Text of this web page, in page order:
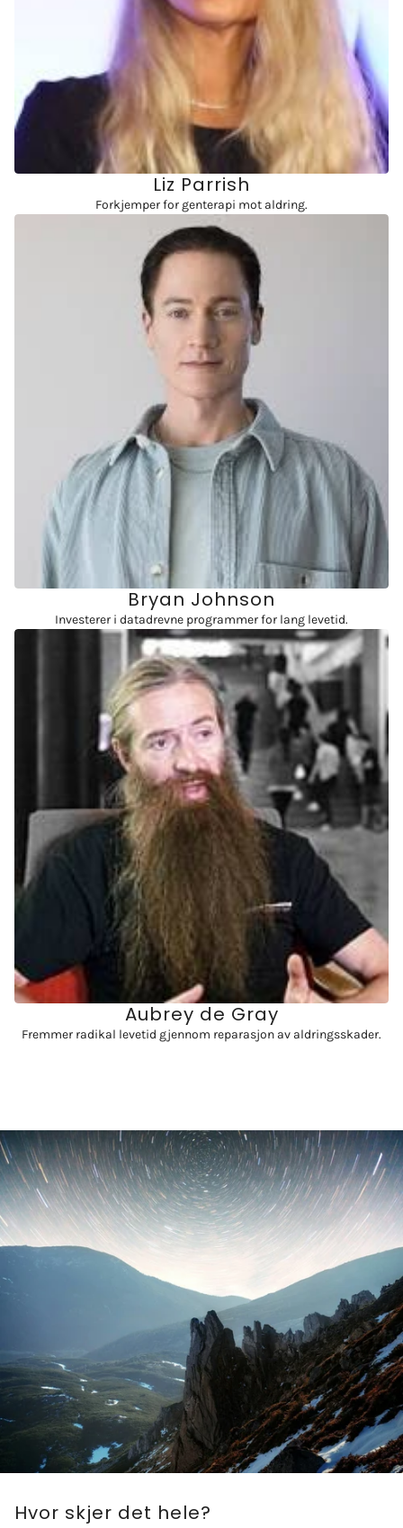
Liz Parrish
Forkjemper for genterapi mot aldring.
Bryan Johnson
Investerer i datadrevne programmer for lang levetid.
Aubrey de Gray
Fremmer radikal levetid gjennom reparasjon av aldringsskader.
Hvor skjer det hele?